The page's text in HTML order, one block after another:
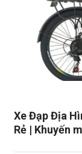
Xe Đạp Địa
Rẻ | Khuyến